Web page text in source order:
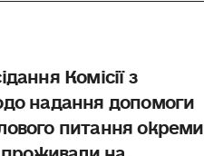
Комісії з
надання допомоги
питання
на